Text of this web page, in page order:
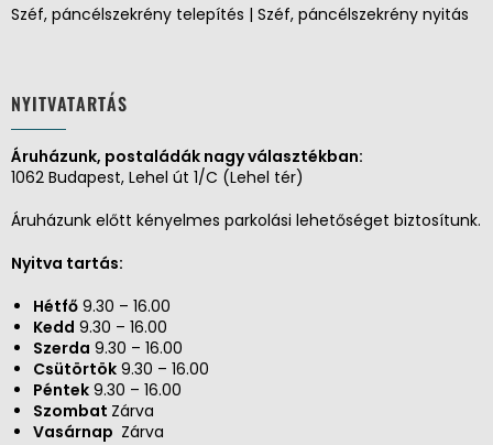
Széf, páncélszekrény telepítés | Széf, páncélszekrény nyitás
NYITVATARTÁS
Áruházunk, postaládák nagy választékban:
1062 Budapest, Lehel út 1/C (Lehel tér)
Áruházunk előtt kényelmes parkolási lehetőséget biztosítunk.
Nyitva tartás:
Hétfő 9.30 – 16.00
Kedd 9.30 – 16.00
Szerda 9.30 – 16.00
Csütörtök 9.30 – 16.00
Péntek 9.30 – 16.00
Szombat Zárva
Vasárnap Zárva